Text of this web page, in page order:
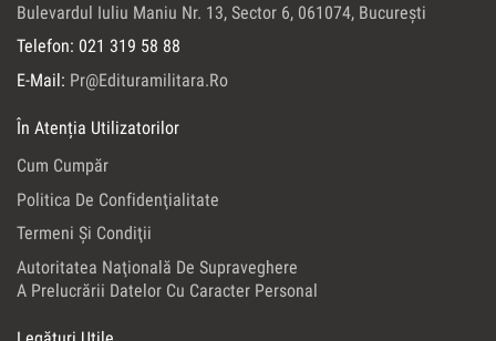
Bulevardul Iuliu Maniu Nr. 13, Sector 6, 061074, Bucureşti
Telefon: 021 319 58 88
E-Mail: Pr@edituramilitara.ro
În Atenția Utilizatorilor
Cum Cumpăr
Politica De Confidenţialitate
Termeni Şi Condiţii
Autoritatea Naţională De Supraveghere
A Prelucrării Datelor Cu Caracter Personal